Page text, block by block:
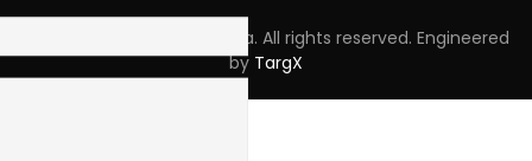
Copyright © 2023 Skpro, Lda. All rights reserved. Engineered
by TargX